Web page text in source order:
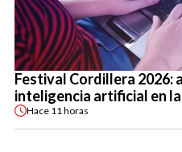
Festival Cordillera 2026:
inteligencia artificial en
Hace 11 horas